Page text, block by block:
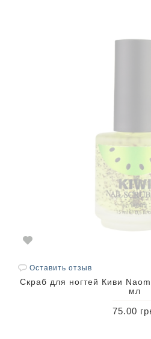
Оставить отзыв
Скраб для ногтей Киви
мл
75.00